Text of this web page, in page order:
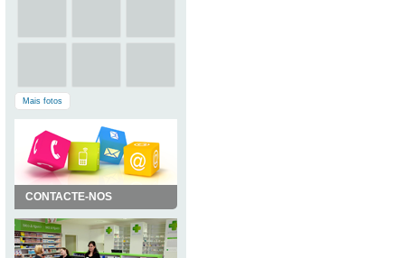
Mais fotos
CONTACTE-NOS